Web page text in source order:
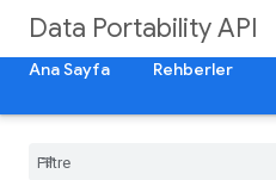
Data Portability API
Ana Sayfa
Rehberler